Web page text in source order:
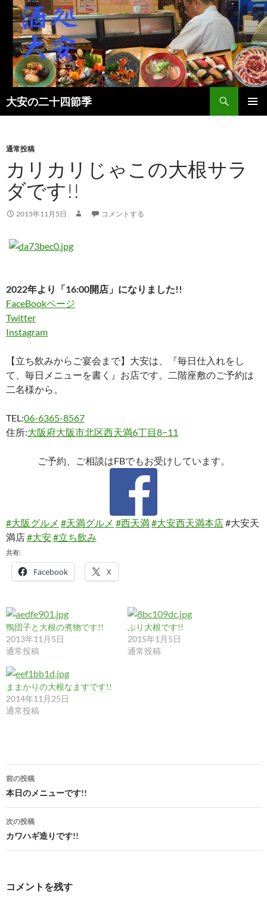
大安の二十四節季
検
索
ン
へ
ス
キ
ッ
通常投稿
カリカリじゃこの大根サラ
ダです!!
2015年11月5日 コメントする
2022年より「16:00開店」になりました!!
FaceBookページ
Twitter
Instagram
【立ち飲みからご宴会まで】大安は、『毎日仕入れをし
て、毎日メニューを書く』お店です。二階座敷のご予約は
二名様から。
TEL:06-6365-8567
住所:大阪府大阪市北区西天満6丁目8−11
ご予約、ご相談はFBでもお受けしています。
#大阪グルメ #天満グルメ #西天満#大安西天満本店#大安天
満店#大安#立ち飲み
共有:
Facebook X
鴨団子と大根の煮物です!!
2013年11月5日
通常投稿
ぶり大根です!!
2015年1月5日
通常投稿
ままかりの大根なますです!!
2014年11月25日
通常投稿
投
稿
ナ
ビ
ゲ
前の投稿
本日のメニューです!!
次の投稿
カワハギ造りです!!
コメントを残す